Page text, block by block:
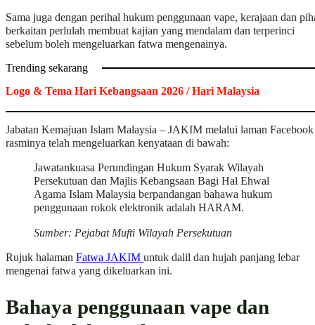
Sama juga dengan perihal hukum penggunaan vape, kerajaan dan
berkaitan perlulah membuat kajian yang mendalam dan terperinci
sebelum boleh mengeluarkan fatwa mengenainya.
Trending sekarang
Logo & Tema Hari Kebangsaan 2026 / Hari Malaysia
Jabatan Kemajuan Islam Malaysia – JAKIM melalui laman Facebook
rasminya telah mengeluarkan kenyataan di bawah:
Jawatankuasa Perundingan Hukum Syarak Wilayah
Persekutuan dan Majlis Kebangsaan Bagi Hal Ehwal
Agama Islam Malaysia berpandangan bahawa hukum
penggunaan rokok elektronik adalah HARAM.
Sumber: Pejabat Mufti Wilayah Persekutuan
Rujuk halaman Fatwa JAKIM untuk dalil dan hujah panjang lebar
mengenai fatwa yang dikeluarkan ini.
Bahaya penggunaan vape dan